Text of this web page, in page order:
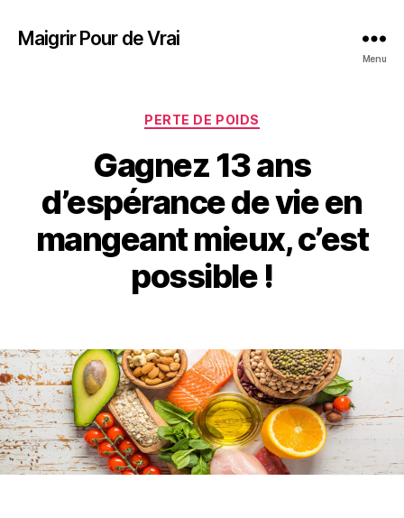
Maigrir Pour de Vrai
Menu
PERTE DE POIDS
Gagnez 13 ans
d’espérance de vie en
mangeant mieux, c’est
possible !